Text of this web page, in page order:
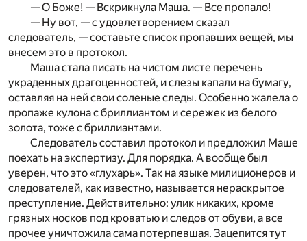
— О Боже! — Вскрикнула Маша. — Все пропало!
— Ну вот, — с удовлетворением сказал
следователь, — составьте список пропавших вещей, мы
внесем это в протокол.
Маша стала писать на чистом листе перечень
украденных драгоценностей, и слезы капали на бумагу,
оставляя на ней свои соленые следы. Особенно жалела о
пропаже кулона с бриллиантом и сережек из белого
золота, тоже с бриллиантами.
Следователь составил протокол и предложил Маше
поехать на экспертизу. Для порядка. А вообще был
уверен, что это «глухарь». Так на языке милиционеров и
следователей, как известно, называется нераскрытое
преступление. Действительно: улик никаких, кроме
грязных носков под кроватью и следов от обуви, а все
прочее уничтожила сама потерпевшая. Зацепится тут